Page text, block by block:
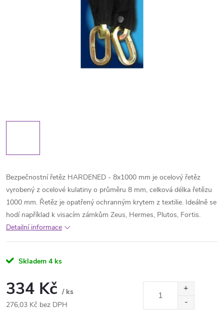
Bezpečnostní řetěz HARDENED - 8x1000 mm je ocelový řetěz
vyrobený z ocelové kulatiny o průměru 8 mm, celková délka řetězu
1000 mm. Řetěz je opatřený ochranným krytem z textilie. Ideálně se
hodí například k visacím zámkům Zeus, Hermes, Plutos, Fortis.
Detailní informace
Skladem 4 ks
334 Kč / ks
276,03 Kč bez DPH